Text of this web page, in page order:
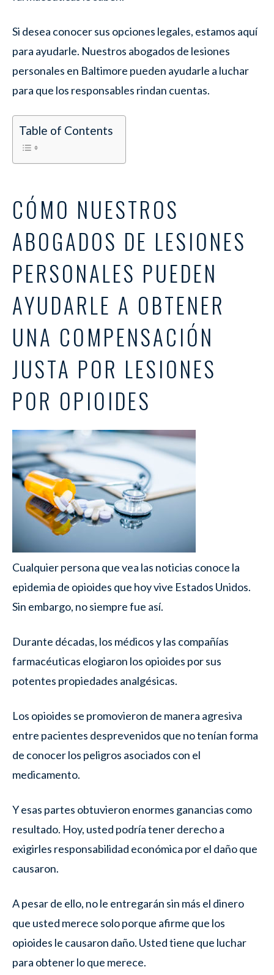
Si desea conocer sus opciones legales, estamos aquí
para ayudarle. Nuestros abogados de lesiones
personales en Baltimore pueden ayudarle a luchar
para que los responsables rindan cuentas.
Table of Contents
CÓMO NUESTROS
ABOGADOS DE LESIONES
PERSONALES PUEDEN
AYUDARLE A OBTENER
UNA COMPENSACIÓN
JUSTA POR LESIONES
POR OPIOIDES
Cualquier persona que vea las noticias conoce la
epidemia de opioides que hoy vive Estados Unidos.
Sin embargo, no siempre fue así.
Durante décadas, los médicos y las compañías
farmacéuticas elogiaron los opioides por sus
potentes propiedades analgésicas.
Los opioides se promovieron de manera agresiva
entre pacientes desprevenidos que no tenían forma
de conocer los peligros asociados con el
medicamento.
Y esas partes obtuvieron enormes ganancias como
resultado. Hoy, usted podría tener derecho a
exigirles responsabilidad económica por el daño que
causaron.
A pesar de ello, no le entregarán sin más el dinero
que usted merece solo porque afirme que los
opioides le causaron daño. Usted tiene que luchar
para obtener lo que merece.